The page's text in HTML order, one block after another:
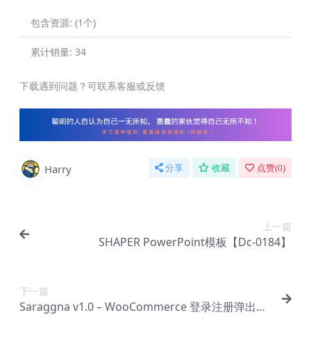
包含资源: (1个)
累计销量: 34
下载遇到问题？可联系客服或反馈
Harry 分享 收藏 点赞(0)
上一篇
SHAPER PowerPoint模板【Dc-0184】
下一篇
Saraggna v1.0 – WooCommerce 登录注册弹出插